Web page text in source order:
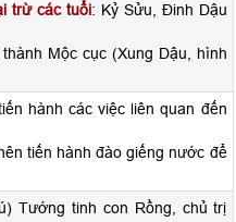
trừ các tuổi: Kỷ Sửu, Đinh Dậu
Mộc cục (Xung Dậu, hình
hành các việc liên quan đến
tiến hành đào giếng nước để
Tướng tinh con Rồng, chủ trị